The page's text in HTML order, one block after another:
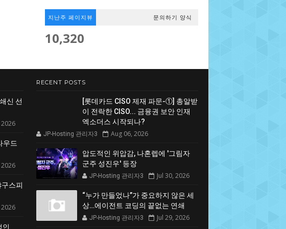
지난주 페이지뷰 문의하기 양식
10,320
신 선
2026
우드
2026
스피
2026
인
RECENT POSTS
[롯데카드 CISO 제재 파문-①] 총알받
이 전락한 CISO... 금융권 보안 인재
엑소더스 시작되나?
JP-Hosting 관리자3 Aug 06, 2026
압도적인 위압감, 나혼렙에 '그림자
군주 성진우' 등장
JP-Hosting 관리자3 Jul 30, 2026
“누가 만들었나”가 중요하지 않은 세
상…에이전트 코딩의 끝없는 연쇄
JP-Hosting 관리자3 Jul 29, 2026